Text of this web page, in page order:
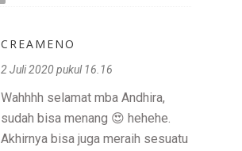
CREAMENO
2 Juli 2020 pukul 16.16
Wahhhh selamat mba Andhira,
sudah bisa menang 😍 hehehe.
Akhirnya bisa juga meraih sesuatu